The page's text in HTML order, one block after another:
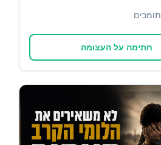
תומכים
חתימה על העצומה